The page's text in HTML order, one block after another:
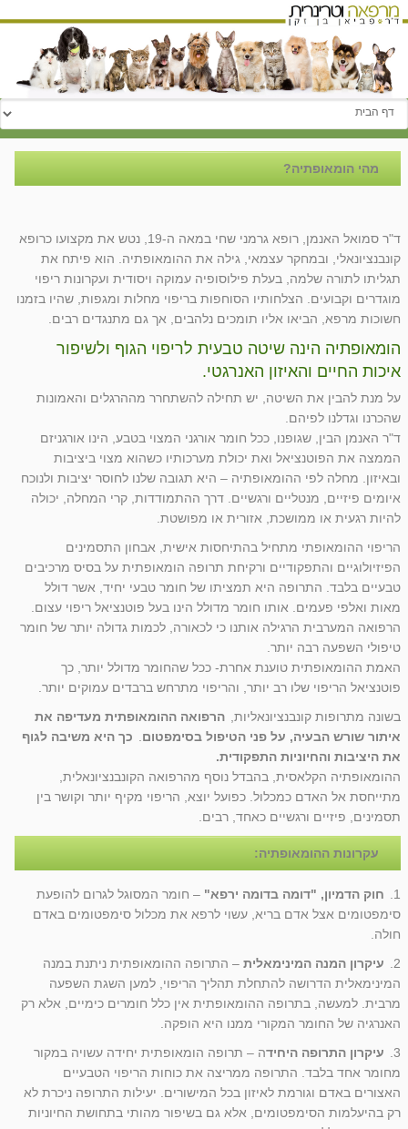
עבור אל:
מהי הומאופתיה?
ד"ר סמואל האנמן, רופא גרמני שחי במאה ה-19, נטש את מקצועו כרופא
קונבנציונאלי, ובמחקר עצמאי, גילה את ההומאופתיה. הוא פיתח את
תגליתו לתורה שלמה, בעלת פילוסופיה עמוקה ויסודית ועקרונות ריפוי
מוגדרים וקבועים. הצלחותיו הסוחפות בריפוי מחלות ומגפות, שהיו בזמנו
חשוכות מרפא, הביאו אליו תומכים נלהבים, אך גם מתנגדים רבים.
הומאופתיה הינה שיטה טבעית לריפוי הגוף ולשיפור
איכות החיים והאיזון האנרגטי.
על מנת להבין את השיטה, יש תחילה להשתחרר מההרגלים והאמונות
שהכרנו וגדלנו לפיהם.
ד"ר האנמן הבין, שגופנו, ככל חומר אורגני המצוי בטבע, הינו אורגניזם
הממצה את הפוטנציאל ואת יכולת מערכותיו כשהוא מצוי ביציבות
ובאיזון. מחלה לפי ההומאופתיה – היא תגובה שלנו לחוסר יציבות ולנוכח
איומים פיזיים, מנטליים ורגשיים. דרך ההתמודדות, קרי המחלה, יכולה
להיות רגעית או ממושכת, אזורית או מפושטת.
הריפוי ההומאופתי מתחיל בהתיחסות אישית, אבחון התסמינים
הפיזיולוגיים והתפקודיים ורקיחת תרופה הומאופתית על בסיס מרכיבים
טבעיים בלבד. התרופה היא תמציתו של חומר טבעי יחיד, אשר דולל
מאות ואלפי פעמים. אותו חומר מדולל הינו בעל פוטנציאל ריפוי עצום.
הרפואה המערבית הרגילה אותנו כי לכאורה, לכמות גדולה יותר של חומר
טיפולי השפעה רבה יותר.
האמת ההומאופתית טוענת אחרת- ככל שהחומר מדולל יותר, כך
פוטנציאל הריפוי שלו רב יותר, והריפוי מתרחש ברבדים עמוקים יותר.
בשונה מתרופות קונבנציונאליות, הרפואה ההומאופתית מעדיפה את
איתור שורש הבעיה, על פני הטיפול בסימפטום. כך היא משיבה לגוף
את היציבות והחיוניות התפקודית.
ההומאופתיה הקלאסית, בהבדל נוסף מהרפואה הקונבנציונאלית,
מתייחסת אל האדם כמכלול. כפועל יוצא, הריפוי מקיף יותר וקושר בין
תסמינים, פיזיים ורגשיים כאחד, רבים.
עקרונות ההומאופתיה:
1. חוק הדמיון, "דומה בדומה ירפא" – חומר המסוגל לגרום להופעת
סימפטומים אצל אדם בריא, עשוי לרפא את מכלול סימפטומים באדם
חולה.
2.
עיקרון המנה המינימאלית – התרופה ההומאופתית ניתנת במנה
המינימאלית הדרושה להתחלת תהליך הריפוי, למען השגת השפעה
מרבית. למעשה, בתרופה ההומאופתית אין כלל חומרים כימיים, אלא רק
האנרגיה של החומר המקורי ממנו היא הופקה.
3.
עיקרון התרופה היחידה – תרופה הומאופתית יחידה עשויה במקור
מחומר אחד בלבד. התרופה ממריצה את כוחות הריפוי הטבעיים
האצורים באדם וגורמת לאיזון בכל המישורים. יעילות התרופה ניכרת לא
רק בהיעלמות הסימפטומים, אלא גם בשיפור מהותי בתחושת החיוניות